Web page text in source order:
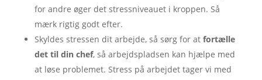
for andre øger det stressniveauet i kroppen. Så
mærk rigtig godt efter.
Skyldes stressen dit arbejde, så sørg for at fortælle
det til din chef, så arbejdspladsen kan hjælpe med
at løse problemet. Stress på arbejdet tager vi med